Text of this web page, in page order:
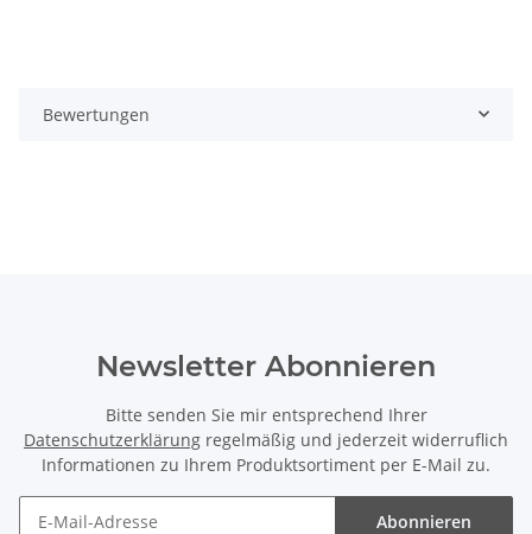
Bewertungen
Newsletter Abonnieren
Bitte senden Sie mir entsprechend Ihrer
Datenschutzerklärung regelmäßig und jederzeit widerruflich
Informationen zu Ihrem Produktsortiment per E-Mail zu.
Abonnieren